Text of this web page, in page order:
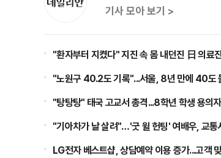
기사 모아 보기 >
"환자부터 지켰다" 지진 속 몸 내던진 日 의료
"노원구 40.2도 기록"...서울, 8년 만에 40도
"탕탕탕" 태국 고교서 총격...8학년 학생 용의
"기아차가 날 살려"…'굿 윌 헌팅' 여배우, 교통
LG전자 베스트샵, 상담예약 이용 증가...고객